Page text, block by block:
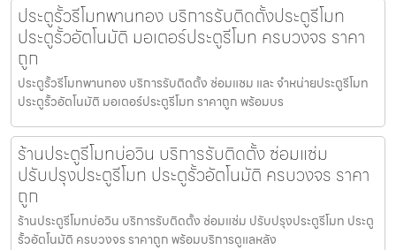
ประตูรั้วรีโมทพานทอง บริการรับติดตั้งประตูรีโมท
ประตูรั้วอัตโนมัติ มอเตอร์ประตูรีโมท ครบวงจร ราคา
ถูก
ประตูรั้วรีโมทพานทอง บริการรับติดตั้ง ซ่อมแซม และ จำหน่ายประตูรีโมท
ประตูรั้วอัตโนมัติ มอเตอร์ประตูรีโมท ราคาถูก พร้อมบร
ร้านประตูรีโมทบ่อวิน บริการรับติดตั้ง ซ่อมแซ่ม
ปรับปรุงประตูรีโมท ประตูรั้วอัตโนมัติ ครบวงจร ราคา
ถูก
ร้านประตูรีโมทบ่อวิน บริการรับติดตั้ง ซ่อมแซ่ม ปรับปรุงประตูรีโมท ประตู
รั้วอัตโนมัติ ครบวงจร ราคาถูก พร้อมบริการดูแลหลัง